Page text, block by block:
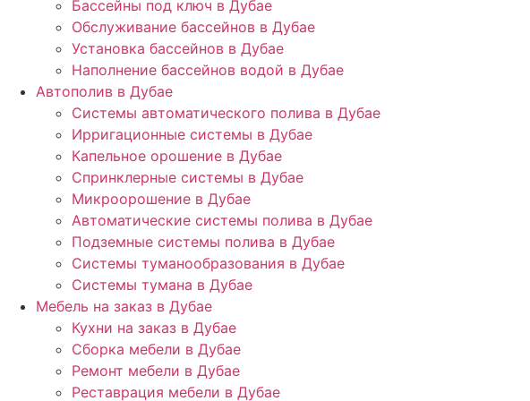
Бассейны под ключ в Дубае
Обслуживание бассейнов в Дубае
Установка бассейнов в Дубае
Наполнение бассейнов водой в Дубае
Автополив в Дубае
Системы автоматического полива в Дубае
Ирригационные системы в Дубае
Капельное орошение в Дубае
Спринклерные системы в Дубае
Микроорошение в Дубае
Автоматические системы полива в Дубае
Подземные системы полива в Дубае
Системы туманообразования в Дубае
Системы тумана в Дубае
Мебель на заказ в Дубае
Кухни на заказ в Дубае
Сборка мебели в Дубае
Ремонт мебели в Дубае
Реставрация мебели в Дубае